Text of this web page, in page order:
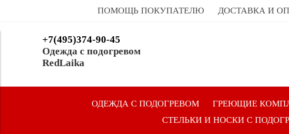
ПОМОЩЬ ПОКУПАТЕЛЮ ДОСТАВКА И
+7(495)374-90-45
Одежда с подогревом
RedLaika
ОДЕЖДА С ПОДОГРЕВОМ ГРЕЮЩИЕ
СТЕЛЬКИ И НОСКИ С